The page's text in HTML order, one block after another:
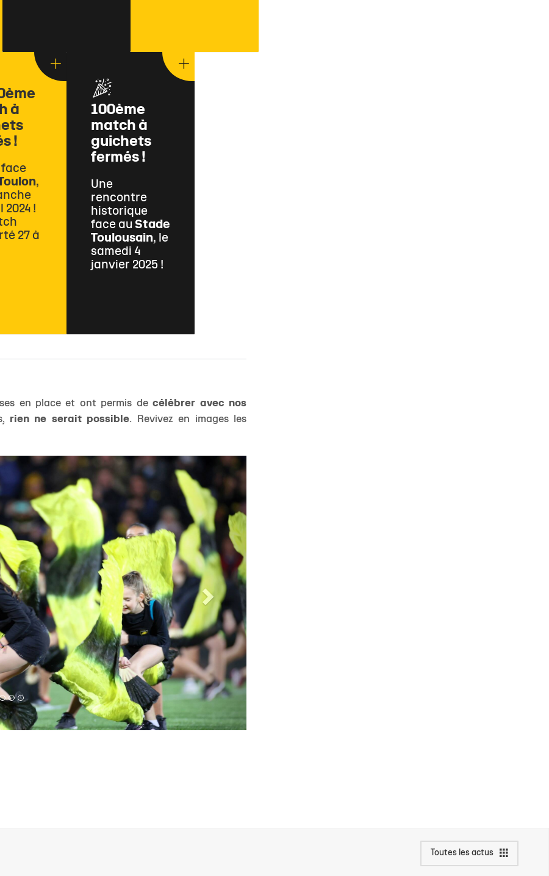
à
!
face
,
2024 !
27 à
100ème
match à
guichets
fermés !
Une
rencontre
historique
face au Stade
Toulousain, le
samedi 4
janvier 2025 !
en place et ont permis decélébrer avec nos
rien ne serait possible. Revivez en images les
Toutes les actus